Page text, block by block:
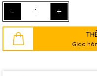
- +
Giao